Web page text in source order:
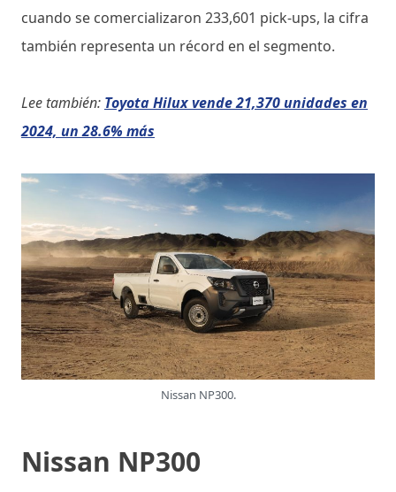
cuando se comercializaron 233,601 pick-ups, la cifra
también representa un récord en el segmento.
Lee también: Toyota Hilux vende 21,370 unidades en
2024, un 28.6% más
Nissan NP300.
Nissan NP300